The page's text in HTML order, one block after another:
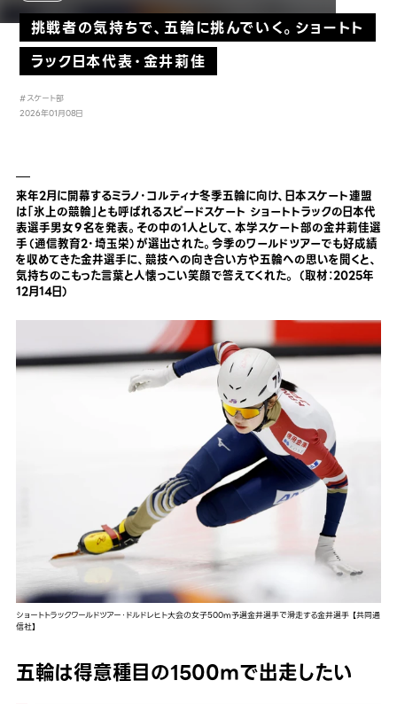
挑戦者の気持ちで、五輪に挑んでいく。ショートト
ラック日本代表・金井莉佳
#スケート部
2026年01月08日
来年2月に開幕するミラノ・コルティナ冬季五輪に向け、日本スケート連盟
は「氷上の競輪」とも呼ばれるスピードスケート ショートトラックの日本代
表選手男女９名を発表。その中の1人として、本学スケート部の金井莉佳選
手（通信教育2・埼玉栄）が選出された。今季のワールドツアーでも好成績
を収めてきた金井選手に、競技への向き合い方や五輪への思いを聞くと、
気持ちのこもった言葉と人懐っこい笑顔で答えてくれた。 （取材：2025年
12月14日）
ショートトラックワールドツアー・ドルドレヒト大会の女子500m予選金井選手で滑走する金井選手 【共同通
信社】
五輪は得意種目の1500mで出走したい